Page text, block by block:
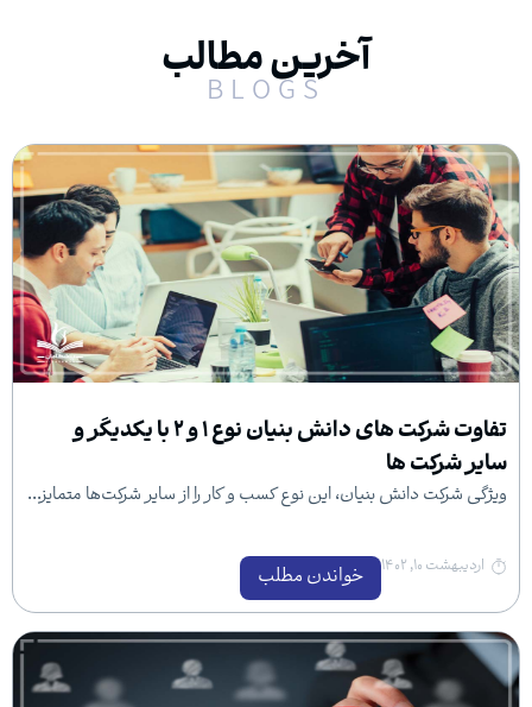
آخرین مطالب
BLOGS
تفاوت شرکت های دانش بنیان نوع ۱ و ۲ با یکدیگر و
ها
بنیان، این نوع کسب و کار را از سایر شرکت‌ها متمایز...
خواندن مطلب